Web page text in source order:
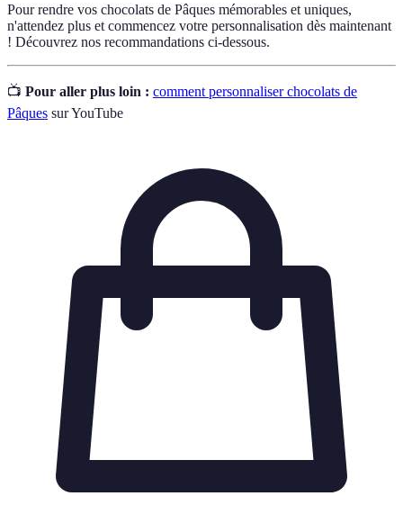
Pour rendre vos chocolats de Pâques mémorables et uniques,
n'attendez plus et commencez votre personnalisation dès maintenant
! Découvrez nos recommandations ci-dessous.
📺 Pour aller plus loin : comment personnaliser chocolats de
Pâques sur YouTube